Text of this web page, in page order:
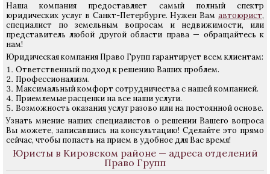
Наша компания предоставляет самый полный спектр
юридических услуг в Санкт-Петербурге. Нужен Вам автоюрист,
специалист по земельным вопросам и недвижимости, или
представитель любой другой области права — обращайтесь к
нам!
Юридическая компания Право Групп гарантирует всем клиентам:
Ответственный подход к решению Ваших проблем.
Профессионализм.
Максимальный комфорт сотрудничества с нашей компанией.
Приемлемые расценки на все наши услуги.
Возможность оказания услуг разово или на постоянной основе.
Узнать мнение наших специалистов о решении Вашего вопроса
Вы можете, записавшись на консультацию! Сделайте это прямо
сейчас, чтобы попасть на прием в удобное для Вас время!
Юристы в Кировском районе — адреса отделений
Право Групп